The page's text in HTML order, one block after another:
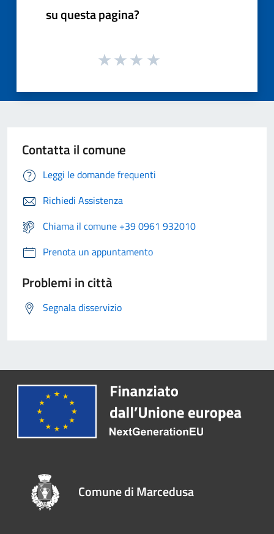
su questa pagina?
Contatta il comune
Leggi le domande frequenti
Richiedi Assistenza
Chiama il comune +39 0961 932010
Prenota un appuntamento
Problemi in città
Segnala disservizio
Comune di Marcedusa